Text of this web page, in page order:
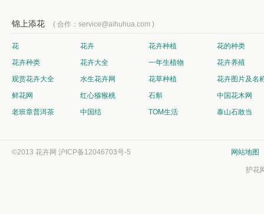
锦上添花 ( 合作：service@aihuhua.com )
花 花卉 花卉种植
花的种类
花卉种类
花卉大全 一年生植物
花卉养殖
观赏花卉大全
水生花卉网 花草种植
花卉图片及名
鲜花网
红心猕猴桃 石斛
中国花木网
老班章普洱茶
中国结 TOM生活 泰山石敢当
©2013 花卉网 沪ICP备12046703号-5 网站地图
护花